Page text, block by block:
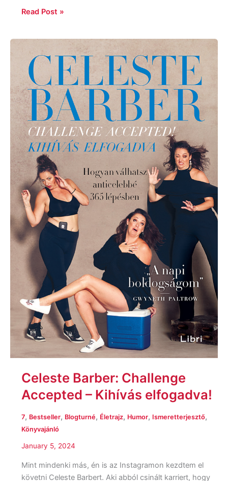
Read Post »
Celeste Barber: Challenge
Accepted – Kihívás elfogadva!
7, Bestseller, Blogturné, Életrajz, Humor, Ismeretterjesztő,
Könyvajánló
January 5, 2024
Mint mindenki más, én is az Instagramon kezdtem el
követni Celeste Barbert. Aki abból csinált karriert, hogy
Barber:
Challenge
Accepted
–
Kihívás
elfogadva!